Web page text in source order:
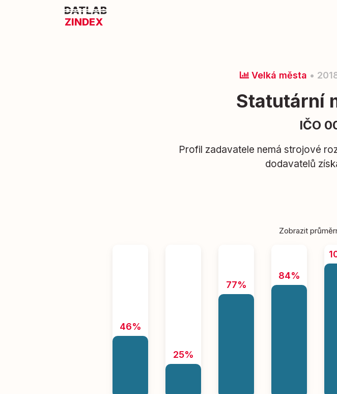
ZINDEX
Velká města •
Statutární
IČO
Profil zadavatele nemá strojové
dodavatelů
Zobrazit
46%
25%
77%
84%